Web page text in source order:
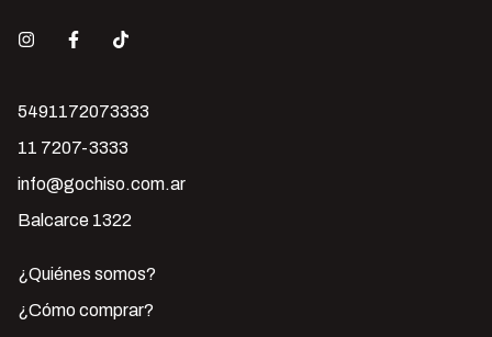
5491172073333
11 7207-3333
info@gochiso.com.ar
Balcarce 1322
¿Quiénes somos?
¿Cómo comprar?